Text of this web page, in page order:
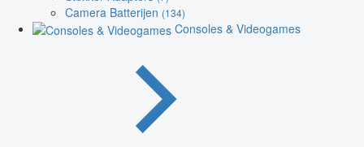
Camera Batterijen (134)
Consoles & Videogames